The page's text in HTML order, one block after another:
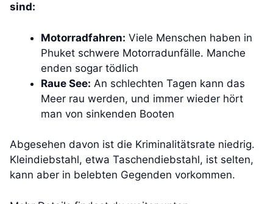
sind:
Motorradfahren: Viele Menschen haben in
Phuket schwere Motorradunfälle. Manche
enden sogar tödlich
Raue See: An schlechten Tagen kann das
Meer rau werden, und immer wieder hört
man von sinkenden Booten
Abgesehen davon ist die Kriminalitätsrate niedrig.
Kleindiebstahl, etwa Taschendiebstahl, ist selten,
kann aber in belebten Gegenden vorkommen.